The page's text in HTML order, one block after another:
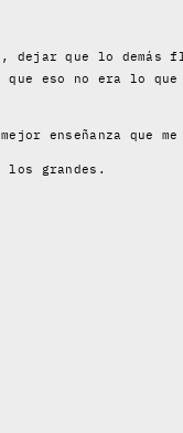
dejar que lo demás
que eso no era lo
enseñanza que
los grandes.